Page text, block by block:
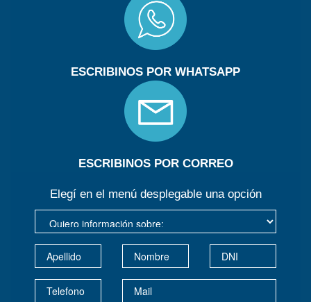
ESCRIBINOS POR WHATSAPP
ESCRIBINOS POR CORREO
Elegí en el menú desplegable una opción